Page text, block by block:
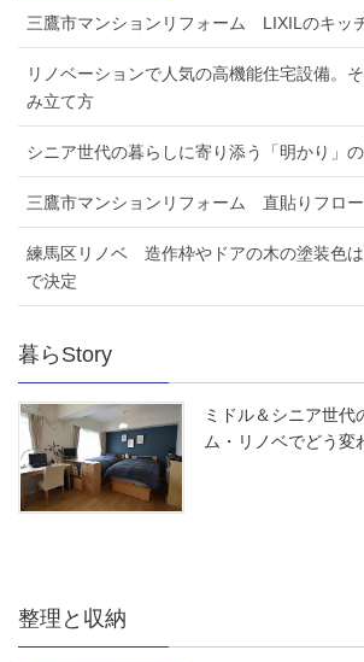
三鷹市マンションリフォーム LIXILのキッ
リノベーションで人気の高機能住宅設備。
み立て方
シニア世代の暮らしに寄り添う「明かり」
三鷹市マンションリフォーム 直貼りフロ
練馬区リノベ 造作枠やドアの木の塗装色
で決定
暮らStory
ミドル＆シニア世代
ム・リノベでどう変
整理と収納